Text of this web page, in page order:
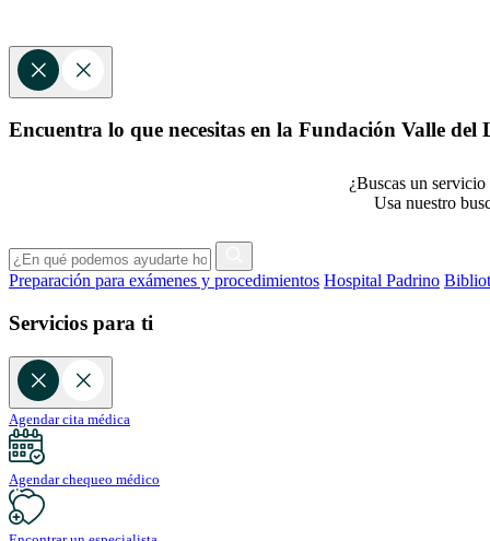
Encuentra lo que necesitas en la Fundación Valle del
¿Buscas un
Usa nuestro
Preparación para exámenes y procedimientos Hospital Padrino
Servicios para ti
Agendar cita médica
Agendar chequeo médico